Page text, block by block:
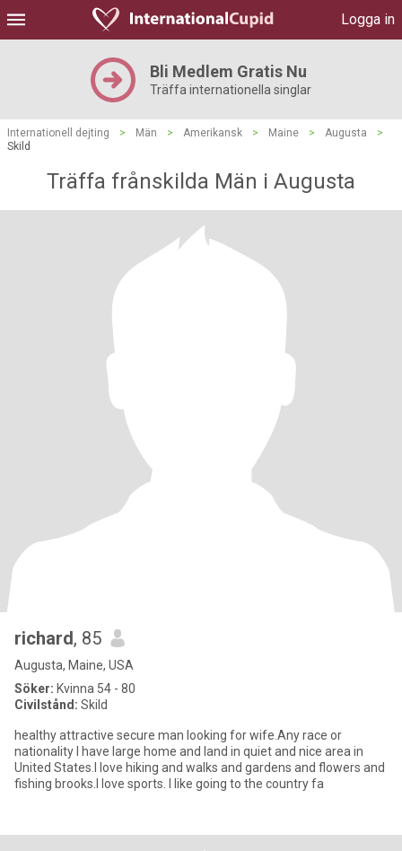
Logga in
Bli Medlem Gratis Nu
Träffa internationella singlar
Internationell dejting > Män > Amerikansk > Maine > Augusta
>
Skild
Träffa frånskilda Män i Augusta
richard, 85
Augusta, Maine, USA
Söker: Kvinna 54 - 80
Civilstånd: Skild
healthy attractive secure man looking for wife.Any race or
nationality I have large home and land in quiet and nice area in
United States.I love hiking and walks and gardens and flowers and
fishing brooks.I love sports. I like going to the country fa